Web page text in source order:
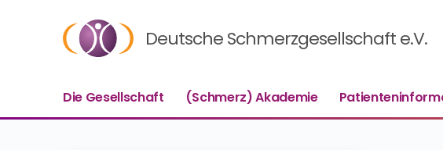
Deutsche Schmerzgesellschaft e.V.
Die Gesellschaft (Schmerz) Akademie